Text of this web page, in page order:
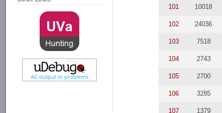
101 10018
102 24036
103 7518
104 2743
105 2700
106 3285
107 1379